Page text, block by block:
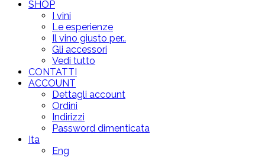
SHOP
I vini
Le esperienze
Il vino giusto per..
Gli accessori
Vedi tutto
CONTATTI
ACCOUNT
Dettagli account
Ordini
Indirizzi
Password dimenticata
Ita
Eng